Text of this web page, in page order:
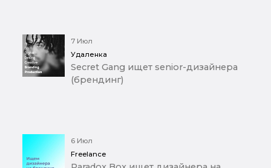
7 Июл
Удаленка
Secret Gang ищет senior-дизайнера
(брендинг)
6 Июл
Freelance